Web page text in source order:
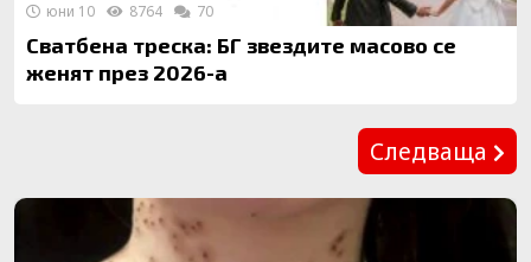
Сватбена треска: БГ звездите масово се
женят през 2026-а
юни 10 8764 70
Следваща